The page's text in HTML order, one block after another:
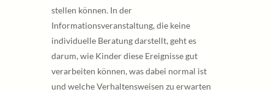
stellen können. In der
Informationsveranstaltung, die keine
individuelle Beratung darstellt, geht es
darum, wie Kinder diese Ereignisse gut
verarbeiten können, was dabei normal ist
und welche Verhaltensweisen zu erwarten